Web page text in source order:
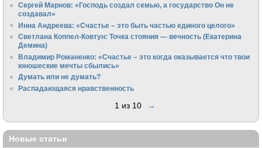
Сергей Марнов: «Господь создал семью, а государство Он не
создавал»
Инна Андреева: «Счастье – это быть частью единого целого»
Светлана Коппел-Ковтун: Точка стояния — вечность (Екатерина
Демина)
Владимир Романенко: «Счастье – это когда оказывается что твои
юношеские мечты сбылись»
Думать или не думать?
Распадающаяся нравственность
1 из 10 →
Новые статьи